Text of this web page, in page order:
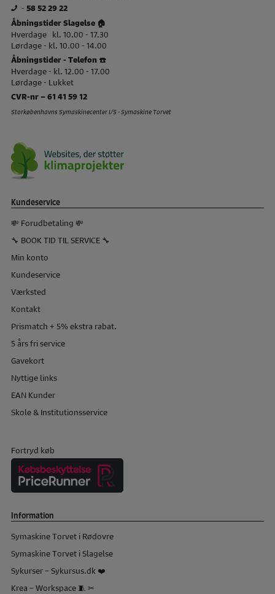
- 58 52 29 22
Åbningstider Slagelse 🏠
Hverdage kl. 10.00 - 17.30
Lørdage - kl. 10.00 - 14.00
Åbningstider - Telefon ☎️
Hverdage - kl. 12.00 - 17.00
Lørdage - Lukket
CVR-nr – 61 41 59 12
Storkøbenhavns Symaskinecenter I/S - Symaskine Torvet
Kundeservice
💸 Forudbetaling 💸
🔧 BOOK TID TIL SERVICE 🔧
Min konto
Kundeservice
Værksted
Kontakt
Prismatch + 5% ekstra rabat.
5 års fri service
Gavekort
Nyttige links
EAN Kunder
Skole & Institutionsservice
Fortryd køb
Information
Symaskine Torvet i Rødovre
Symaskine Torvet i Slagelse
Sykurser – Sykursus.dk ❤️
Krea – Workspace 🧵 ✂